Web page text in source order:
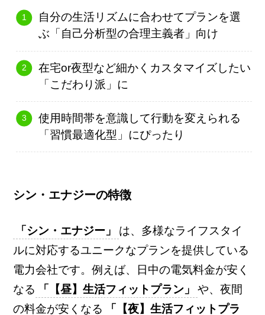
自分の生活リズムに合わせてプランを選
ぶ「自己分析型の合理主義者」向け
在宅or夜型など細かくカスタマイズしたい
「こだわり派」に
使用時間帯を意識して行動を変えられる
「習慣最適化型」にぴったり
シン・エナジーの特徴
「シン・エナジー」
は、多様なライフスタイ
ルに対応するユニークなプランを提供している
電力会社です。例えば、日中の電気料金が安く
なる
「【昼】生活フィットプラン」
や、夜間
の料金が安くなる
「【夜】生活フィットプラ